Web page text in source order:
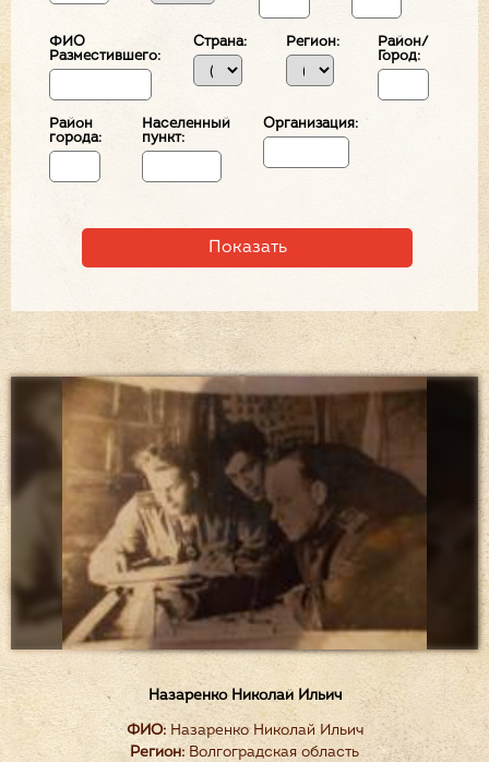
ФИО
Разместившего:
Страна: Регион:
Район/
Город:
Район
города:
Населенный
пункт:
Организация:
Назаренко Николай Ильич
ФИО:Назаренко Николай Ильич
Регион: Волгоградская область